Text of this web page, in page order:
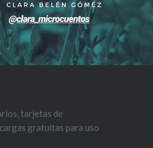
tarjetas de
gratuitas para uso